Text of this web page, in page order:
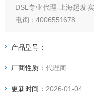
DSL专业代理-上海起发
电询：4006551678
产品型号：
厂商性质：代理商
更新时间： 2026-01-04